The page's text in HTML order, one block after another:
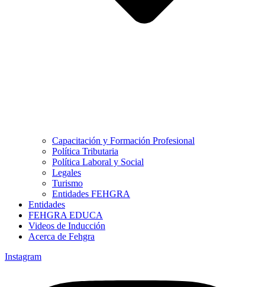
Capacitación y Formación Profesional
Política Tributaria
Política Laboral y Social
Legales
Turismo
Entidades FEHGRA
Entidades
FEHGRA EDUCA
Videos de Inducción
Acerca de Fehgra
Instagram